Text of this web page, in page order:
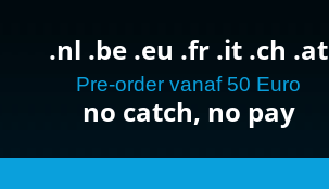
.nl .be .eu .fr .it .ch .at
Pre-order vanaf 50 Euro
no catch, no pay